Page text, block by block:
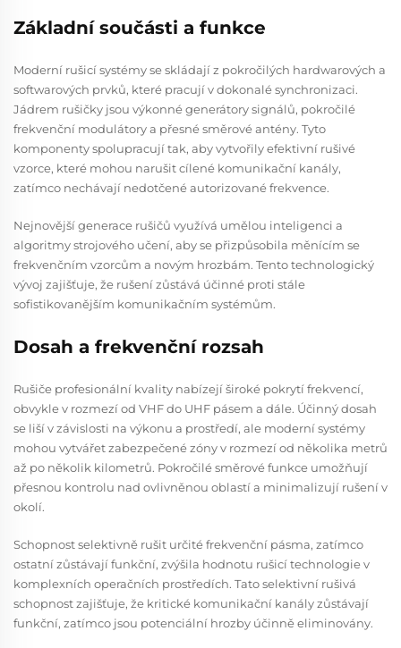
Základní součásti a funkce
Moderní rušicí systémy se skládají z pokročilých hardwarových a
softwarových prvků, které pracují v dokonalé synchronizaci.
Jádrem rušičky jsou výkonné generátory signálů, pokročilé
frekvenční modulátory a přesné směrové antény. Tyto
komponenty spolupracují tak, aby vytvořily efektivní rušivé
vzorce, které mohou narušit cílené komunikační kanály,
zatímco nechávají nedotčené autorizované frekvence.
Nejnovější generace rušičů využívá umělou inteligenci a
algoritmy strojového učení, aby se přizpůsobila měnícím se
frekvenčním vzorcům a novým hrozbám. Tento technologický
vývoj zajišťuje, že rušení zůstává účinné proti stále
sofistikovanějším komunikačním systémům.
Dosah a frekvenční rozsah
Rušiče profesionální kvality nabízejí široké pokrytí frekvencí,
obvykle v rozmezí od VHF do UHF pásem a dále. Účinný dosah
se liší v závislosti na výkonu a prostředí, ale moderní systémy
mohou vytvářet zabezpečené zóny v rozmezí od několika metrů
až po několik kilometrů. Pokročilé směrové funkce umožňují
přesnou kontrolu nad ovlivněnou oblastí a minimalizují rušení v
okolí.
Schopnost selektivně rušit určité frekvenční pásma, zatímco
ostatní zůstávají funkční, zvýšila hodnotu rušicí technologie v
komplexních operačních prostředích. Tato selektivní rušivá
schopnost zajišťuje, že kritické komunikační kanály zůstávají
funkční, zatímco jsou potenciální hrozby účinně eliminovány.